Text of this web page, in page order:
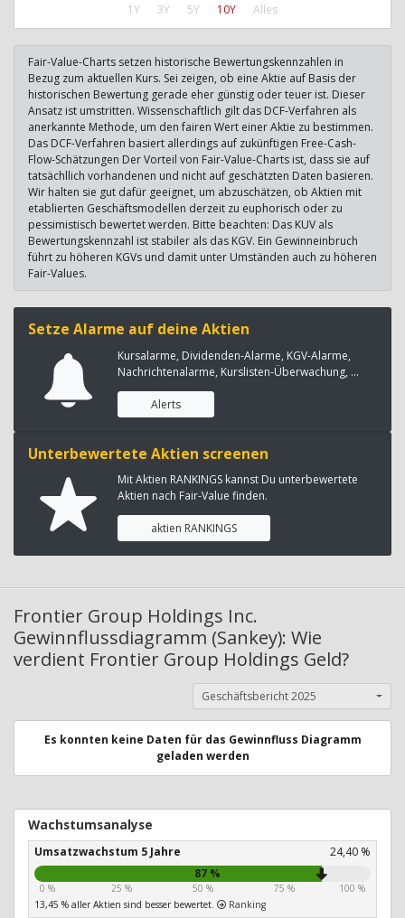
1Y 3Y 5Y 10Y Alles
Fair-Value-Charts setzen historische Bewertungskennzahlen in
Bezug zum aktuellen Kurs. Sei zeigen, ob eine Aktie auf Basis der
historischen Bewertung gerade eher günstig oder teuer ist. Dieser
Ansatz ist umstritten. Wissenschaftlich gilt das DCF-Verfahren als
anerkannte Methode, um den fairen Wert einer Aktie zu bestimmen.
Das DCF-Verfahren basiert allerdings auf zukünftigen Free-Cash-
Flow-Schätzungen Der Vorteil von Fair-Value-Charts ist, dass sie auf
tatsächllich vorhandenen und nicht auf geschätzten Daten basieren.
Wir halten sie gut dafür geeignet, um abzuschätzen, ob Aktien mit
etablierten Geschäftsmodellen derzeit zu euphorisch oder zu
pessimistisch bewertet werden. Bitte beachten: Das KUV als
Bewertungskennzahl ist stabiler als das KGV. Ein Gewinneinbruch
führt zu höheren KGVs und damit unter Umständen auch zu höheren
Fair-Values.
Setze Alarme auf deine Aktien
Kursalarme, Dividenden-Alarme, KGV-Alarme,
Nachrichtenalarme, Kurslisten-Überwachung, ...
Alerts
Unterbewertete Aktien screenen
Mit Aktien RANKINGS kannst Du unterbewertete
Aktien nach Fair-Value finden.
aktien RANKINGS
Frontier Group Holdings Inc.
Gewinnflussdiagramm (Sankey): Wie
verdient Frontier Group Holdings Geld?
Geschäftsbericht 2025
Es konnten keine Daten für das Gewinnfluss Diagramm
geladen werden
Wachstumsanalyse
Umsatzwachstum 5 Jahre
24,40 %
87 %
0 % 25 % 50 % 75 %
100 %
13,45 % aller Aktien sind besser bewertet.
Ranking